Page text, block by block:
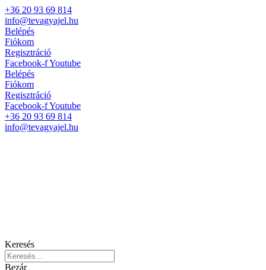
+36 20 93 69 814
info@tevagyajel.hu
Belépés
Fiókom
Regisztráció
Facebook-fYoutube
Belépés
Fiókom
Regisztráció
Facebook-fYoutube
+36 20 93 69 814
info@tevagyajel.hu
Keresés
Bezár